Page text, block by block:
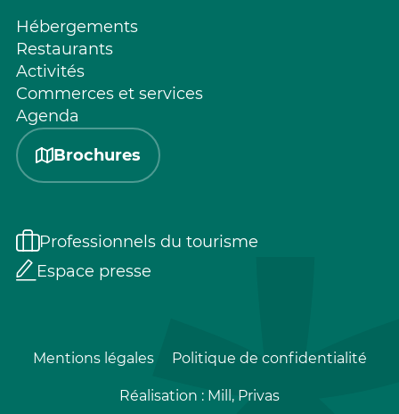
Hébergements
Restaurants
Activités
Commerces et services
Agenda
Brochures
Professionnels du tourisme
Espace presse
Mentions légales Politique de confidentialité
Réalisation : Mill, Privas